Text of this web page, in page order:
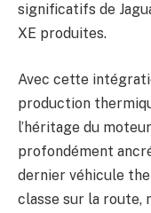
significatifs de
XE produites.
Avec cette
production
l’héritage du
profondément
dernier véhicule
classe sur la route,